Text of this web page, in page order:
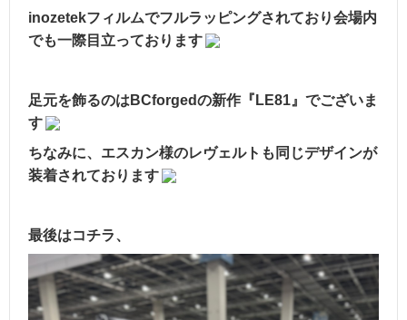
inozetekフィルムでフルラッピングされており会場内
でも一際目立っております
足元を飾るのはBCforgedの新作『LE81』でございま
す
ちなみに、エスカン様のレヴェルトも同じデザインが
装着されております
最後はコチラ、